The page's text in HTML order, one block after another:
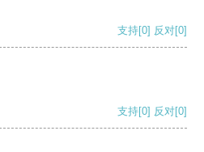
支持[0] 反对[0]
支持[0] 反对[0]